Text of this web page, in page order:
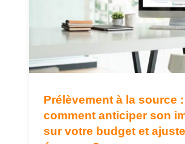
Prélèvement à la source :
comment anticiper son
sur votre budget et